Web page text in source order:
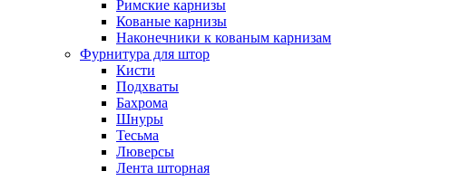
Римские карнизы
Кованые карнизы
Наконечники к кованым карнизам
Фурнитура для штор
Кисти
Подхваты
Бахрома
Шнуры
Тесьма
Люверсы
Лента шторная